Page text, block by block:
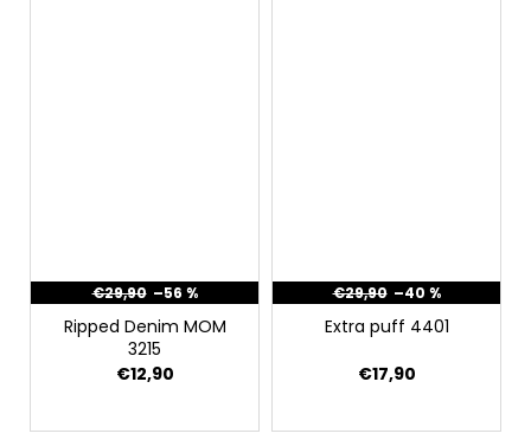
€29,90 –56 %
Ripped Denim MOM
3215
€12,90
€29,90 –40 %
Extra puff 4401
€17,90